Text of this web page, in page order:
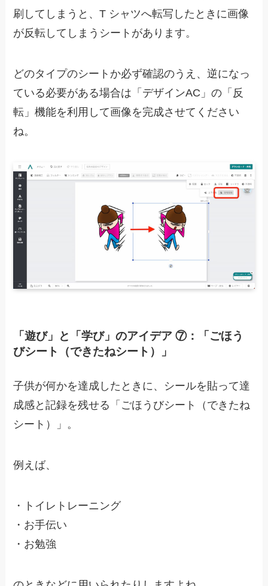
刷してしまうと、T シャツへ転写したときに画像
が反転してしまうシートがあります。
どのタイプのシートか必ず確認のうえ、逆になっ
ている必要がある場合は「デザインAC」の「反
転」機能を利用して画像を完成させてください
ね。
「遊び」と「学び」のアイデア ⑦：「ごほう
びシート（できたねシート）」
子供が何かを達成したときに、シールを貼って達
成感と記録を残せる「ごほうびシート（できたね
シート）」。
例えば、
・
トイレトレーニング
・ お手伝い
・ お勉強